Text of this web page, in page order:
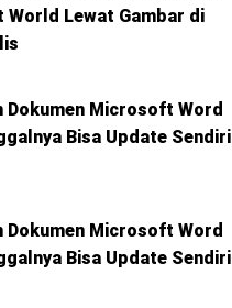
Lewat Gambar di
Dokumen Microsoft Word
Bisa Update Sendiri
Dokumen Microsoft Word
Bisa Update Sendiri